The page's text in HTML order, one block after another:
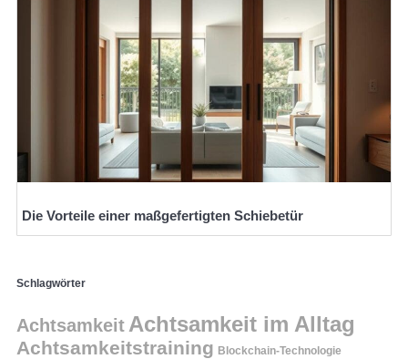
Die Vorteile einer maßgefertigten Schiebetür
Schlagwörter
Achtsamkeit Achtsamkeit im Alltag
Achtsamkeitstraining Blockchain-Technologie